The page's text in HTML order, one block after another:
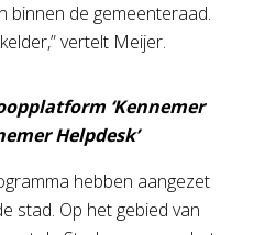
binnen de gemeenteraad.
vertelt Meijer.
‘Kennemer
Helpdesk’
hebben aangezet
stad. Op het gebied van